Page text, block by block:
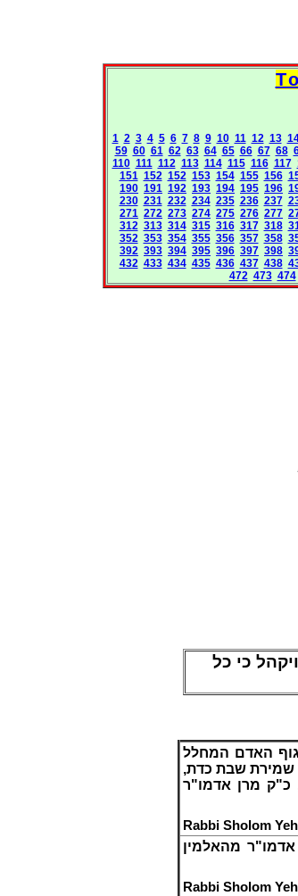
1 2 3 4 5 6 7 8 9 10 11 12 13
59 60 61 62 63 64 65 66 67 68
110 111 112 113 114 115 116 117
151 152 152 153 154 155 156
190 191 192 193 194 195 196
230 231 232 234 235 236 237
271 272 273 274 275 276 277
312 313 314 315 316 317 318
352 353 354 355 356 357 358
392 393 394 395 396 397 398
432 433 434 435 436 437 438
472 473 474
כי כל
האדם המחלל
שמירת שבת כדת,
כ"ק מרן אדמו"ר
Rabbi Sholom
מהאלמין
Rabbi Sholom